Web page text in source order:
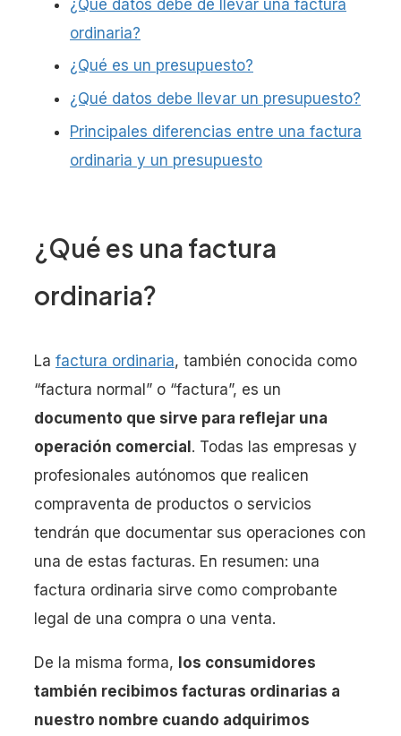
¿Qué datos debe de llevar una factura
ordinaria?
¿Qué es un presupuesto?
¿Qué datos debe llevar un presupuesto?
Principales diferencias entre una factura
ordinaria y un presupuesto
¿Qué es una factura
ordinaria?
La factura ordinaria, también conocida como
“factura normal” o “factura”, es un
documento que sirve para reflejar una
operación comercial . Todas las empresas y
profesionales autónomos que realicen
compraventa de productos o servicios
tendrán que documentar sus operaciones con
una de estas facturas. En resumen: una
factura ordinaria sirve como comprobante
legal de una compra o una venta.
De la misma forma, los consumidores
también recibimos facturas ordinarias a
nuestro nombre cuando adquirimos